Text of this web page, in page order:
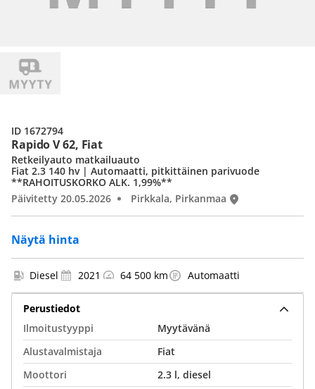
Rapido V 62, Fiat
Näytä hinta
Retkeilyauto matkailuauto
Fiat 2.3 140 hv | Automaatti, pitkittäinen parivuode
**RAHOITUSKORKO ALK. 1,99%**
Päivitetty 20.05.2026
Pirkkala, Pirkanmaa
ID 1672794
Diesel 2021 64 500 km Automaatti
Perustiedot
Ilmoitustyyppi
Myytävänä
Alustavalmistaja
Fiat
Moottori
2.3 l, diesel